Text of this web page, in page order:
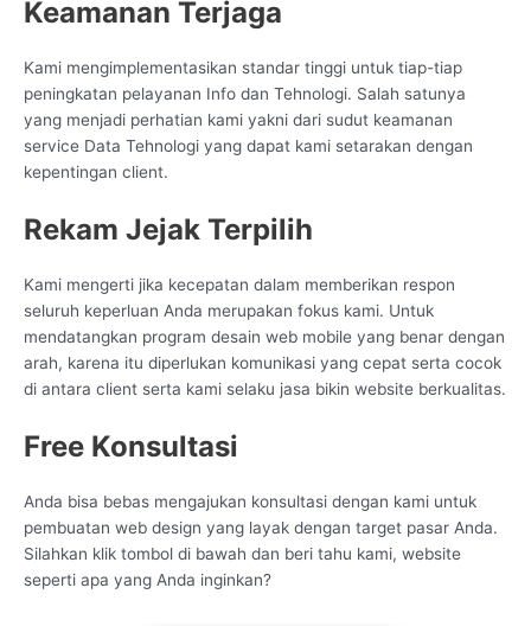
Keamanan Terjaga
Kami mengimplementasikan standar tinggi untuk tiap-tiap
peningkatan pelayanan Info dan Tehnologi. Salah satunya
yang menjadi perhatian kami yakni dari sudut keamanan
service Data Tehnologi yang dapat kami setarakan dengan
kepentingan client.
Rekam Jejak Terpilih
Kami mengerti jika kecepatan dalam memberikan respon
seluruh keperluan Anda merupakan fokus kami. Untuk
mendatangkan program desain web mobile yang benar dengan
arah, karena itu diperlukan komunikasi yang cepat serta cocok
di antara client serta kami selaku jasa bikin website berkualitas.
Free Konsultasi
Anda bisa bebas mengajukan konsultasi dengan kami untuk
pembuatan web design yang layak dengan target pasar Anda.
Silahkan klik tombol di bawah dan beri tahu kami, website
seperti apa yang Anda inginkan?